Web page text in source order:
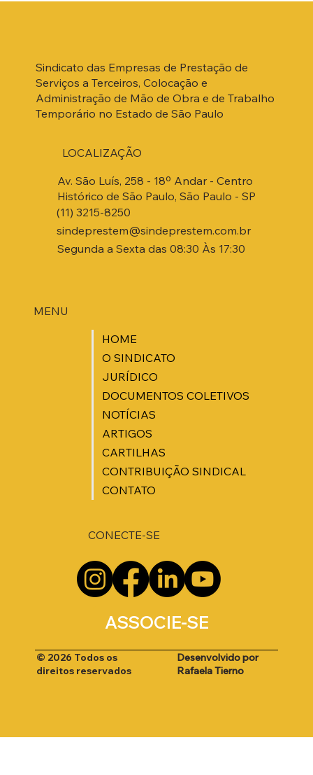
Sindicato das Empresas de Prestação de
Serviços a Terceiros, Colocação e
Administração de Mão de Obra e de Trabalho
Temporário no Estado de São Paulo
MENU
HOME
O SINDICATO
JURÍDICO
DOCUMENTOS COLETIVOS
NOTÍCIAS
ARTIGOS
CARTILHAS
CONTRIBUIÇÃO SINDICAL
CONTATO
Av. São Luís, 258 - 18º Andar - Centro
Histórico de São Paulo, São Paulo - SP
(11) 3215-8250
sindeprestem@sindeprestem.com.br
Segunda a Sexta das 08:30 Às 17:30
LOCALIZAÇÃO
ASSOCIE-SE
CONECTE-SE
© 2026 Todos os
direitos reservados
Desenvolvido por
Rafaela Tierno